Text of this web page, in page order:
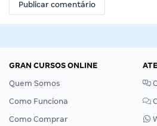
GRAN CURSOS ONLINE
Quem Somos
Como Funciona
Como Comprar